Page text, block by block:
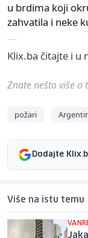
u brdima koji
zahvatila i neke
Klix.ba čitajte i u
Znate nešto više
požari
Dodajte
Više na istu temu